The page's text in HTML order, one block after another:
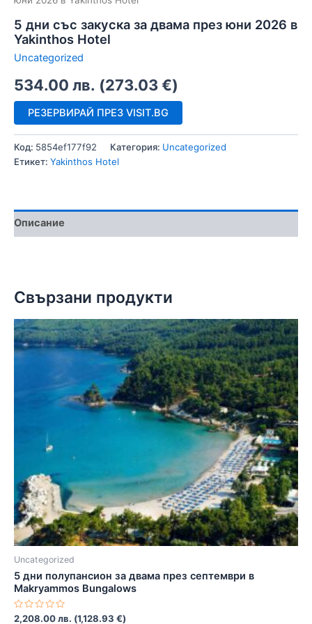
5 дни със закуска за двама през юни 2026 в
Yakinthos Hotel
Uncategorized
534.00 лв. (273.03€)
РЕЗЕРВИРАЙ ПРЕЗ VISIT.BG
Код: 5854ef177f92 Категория: Uncategorized
Етикет: Yakinthos Hotel
Описание
Свързани продукти
Uncategorized
5 дни полупансион за двама през септември в
Makryammos Bungalows
Оценено
2,208.00лв. (1,128.93 €)